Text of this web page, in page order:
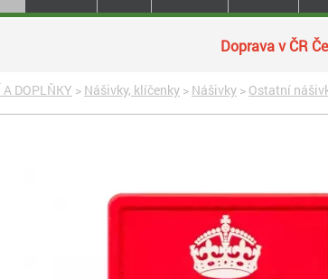
Doprava v ČR
A DOPLŇKY > Nášivky, klíčenky > Nášivky > Ostatní